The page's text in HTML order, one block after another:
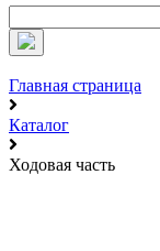
Главная страница
Каталог
Ходовая часть